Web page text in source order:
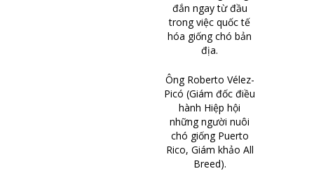
đắn ngay từ đầu
trong việc quốc tế
hóa giống chó bản
địa.
Ông Roberto Vélez-
Picó (Giám đốc điều
hành Hiệp hội
những người nuôi
chó giống Puerto
Rico, Giám khảo All
Breed).